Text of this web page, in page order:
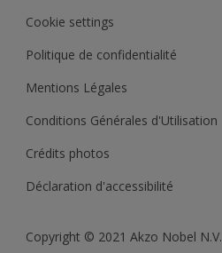
Cookie settings
Politique de confidentialité
Mentions Légales
Conditions Générales d'Utilisation
Crédits photos
Déclaration d'accessibilité
Copyright © 2021 Akzo Nobel N.V.